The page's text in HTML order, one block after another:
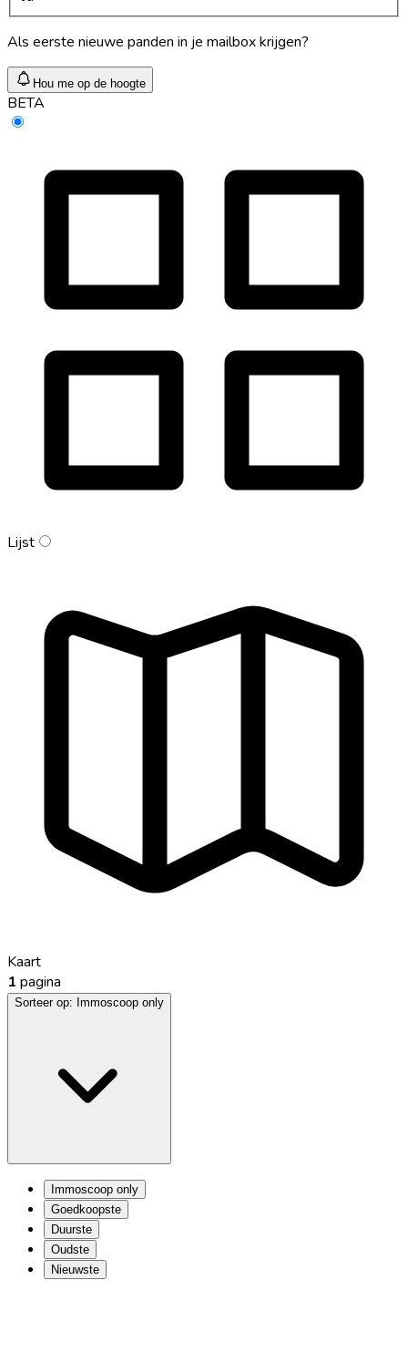
Als eerste nieuwe panden in je mailbox krijgen?
Hou me op de hoogte
BETA
Lijst
Kaart
1 pagina
Sorteer op: Immoscoop only
Immoscoop only
Goedkoopste
Duurste
Oudste
Nieuwste